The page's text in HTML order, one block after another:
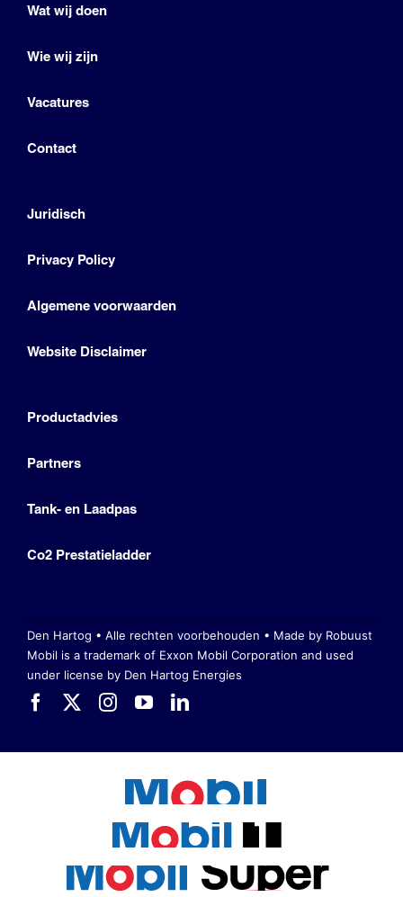
Wat wij doen
Wie wij zijn
Vacatures
Contact
Juridisch
Privacy Policy
Algemene voorwaarden
Website Disclaimer
Productadvies
Partners
Tank- en Laadpas
Co2 Prestatieladder
Den Hartog • Alle rechten voorbehouden • Made by Robuust
Mobil is a trademark of Exxon Mobil Corporation and used
under license by Den Hartog Energies